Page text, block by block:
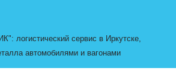
логистический сервис в Иркутске,
автомобилями и вагонами